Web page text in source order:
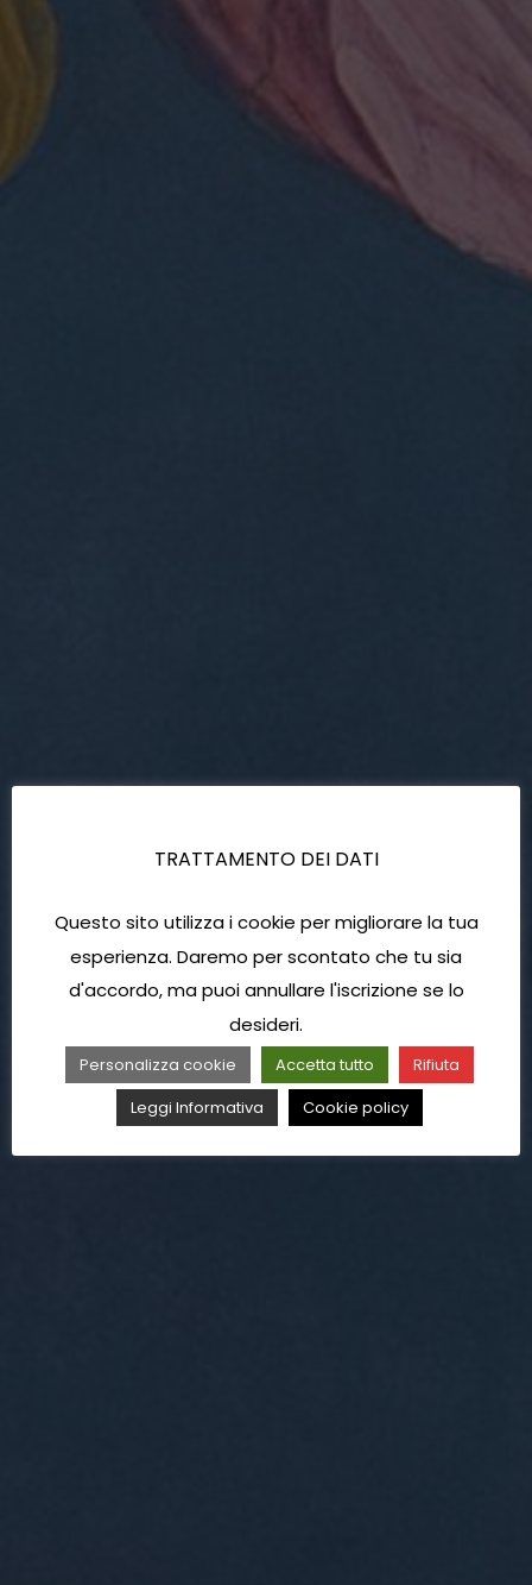
TRATTAMENTO DEI DATI
Questo sito utilizza i cookie per migliorare la tua
esperienza. Daremo per scontato che tu sia
d'accordo, ma puoi annullare l'iscrizione se lo
desideri.
Personalizza cookie Accetta tutto
Rifiuta
Leggi Informativa
Cookie policy